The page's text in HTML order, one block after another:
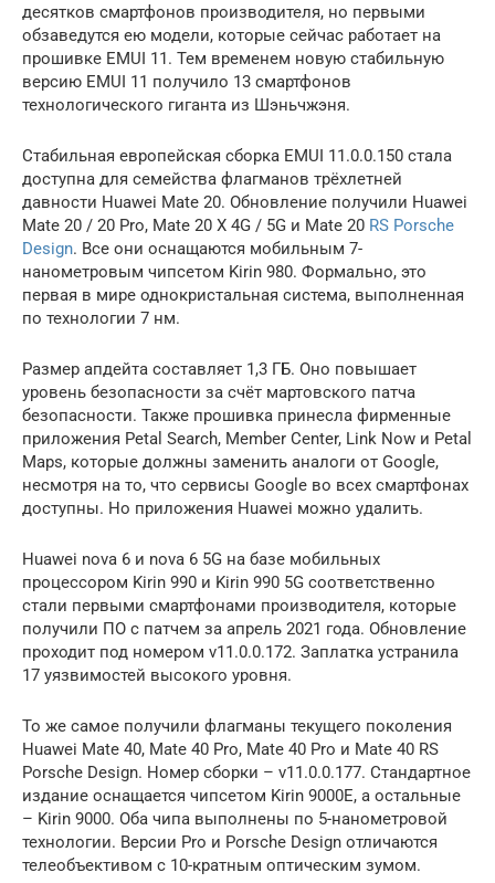
десятков смартфонов производителя, но первыми
обзаведутся ею модели, которые сейчас работает на
прошивке EMUI 11. Тем временем новую стабильную
версию EMUI 11 получило 13 смартфонов
технологического гиганта из Шэньчжэня.
Стабильная европейская сборка EMUI 11.0.0.150 стала
доступна для семейства флагманов трёхлетней
давности Huawei Mate 20. Обновление получили Huawei
Mate 20 / 20 Pro, Mate 20 X 4G / 5G и Mate 20 RS Porsche
Design. Все они оснащаются мобильным 7-
нанометровым чипсетом Kirin 980. Формально, это
первая в мире однокристальная система, выполненная
по технологии 7 нм.
Размер апдейта составляет 1,3 ГБ. Оно повышает
уровень безопасности за счёт мартовского патча
безопасности. Также прошивка принесла фирменные
приложения Petal Search, Member Center, Link Now и Petal
Maps, которые должны заменить аналоги от Google,
несмотря на то, что сервисы Google во всех смартфонах
доступны. Но приложения Huawei можно удалить.
Huawei nova 6 и nova 6 5G на базе мобильных
процессором Kirin 990 и Kirin 990 5G соответственно
стали первыми смартфонами производителя, которые
получили ПО с патчем за апрель 2021 года. Обновление
проходит под номером v11.0.0.172. Заплатка устранила
17 уязвимостей высокого уровня.
То же самое получили флагманы текущего поколения
Huawei Mate 40, Mate 40 Pro, Mate 40 Pro и Mate 40 RS
Porsche Design. Номер сборки – v11.0.0.177. Стандартное
издание оснащается чипсетом Kirin 9000E, а остальные
– Kirin 9000. Оба чипа выполнены по 5-нанометровой
технологии. Версии Pro и Porsche Design отличаются
телеобъективом с 10-кратным оптическим зумом.